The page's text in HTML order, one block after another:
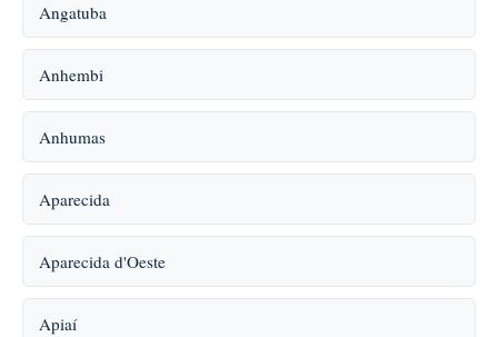
Angatuba
Anhembi
Anhumas
Aparecida
Aparecida d'Oeste
Apiaí